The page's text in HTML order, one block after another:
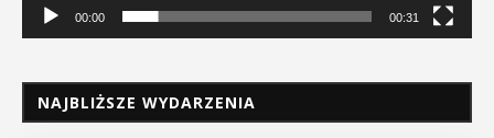
00:00 00:31
NAJBLIŻSZE WYDARZENIA